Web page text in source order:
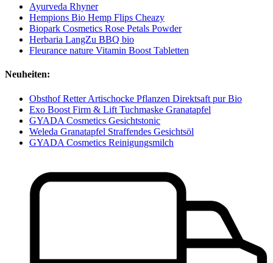
Ayurveda Rhyner
Hempions Bio Hemp Flips Cheazy
Biopark Cosmetics Rose Petals Powder
Herbaria LangZu BBQ bio
Fleurance nature Vitamin Boost Tabletten
Neuheiten:
Obsthof Retter Artischocke Pflanzen Direktsaft pur Bio
Exo Boost Firm & Lift Tuchmaske Granatapfel
GYADA Cosmetics Gesichtstonic
Weleda Granatapfel Straffendes Gesichtsöl
GYADA Cosmetics Reinigungsmilch